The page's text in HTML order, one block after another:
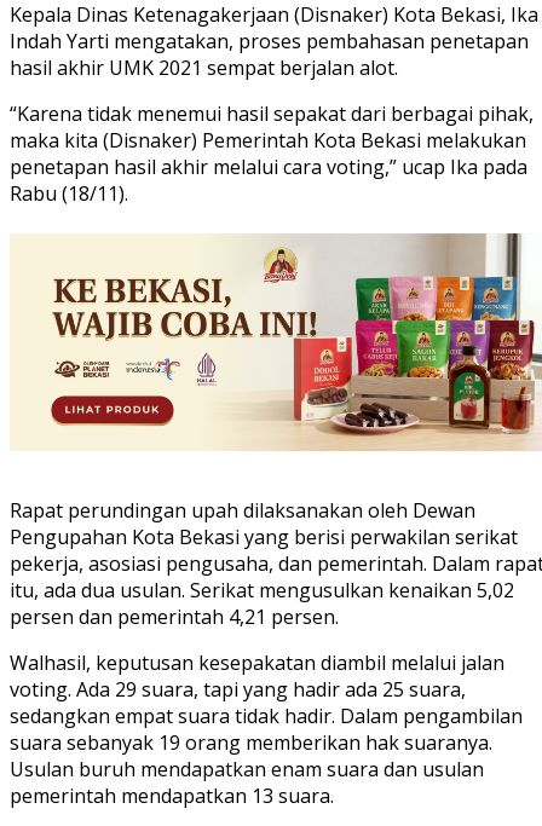
Kepala Dinas Ketenagakerjaan (Disnaker) Kota Bekasi, Ika
Indah Yarti mengatakan, proses pembahasan penetapan
hasil akhir UMK 2021 sempat berjalan alot.
“Karena tidak menemui hasil sepakat dari berbagai pihak,
maka kita (Disnaker) Pemerintah Kota Bekasi melakukan
penetapan hasil akhir melalui cara voting,” ucap Ika pada
Rabu (18/11).
Rapat perundingan upah dilaksanakan oleh Dewan
Pengupahan Kota Bekasi yang berisi perwakilan serikat
pekerja, asosiasi pengusaha, dan pemerintah. Dalam
itu, ada dua usulan. Serikat mengusulkan kenaikan 5,02
persen dan pemerintah 4,21 persen.
Walhasil, keputusan kesepakatan diambil melalui jalan
voting. Ada 29 suara, tapi yang hadir ada 25 suara,
sedangkan empat suara tidak hadir. Dalam pengambilan
suara sebanyak 19 orang memberikan hak suaranya.
Usulan buruh mendapatkan enam suara dan usulan
pemerintah mendapatkan 13 suara.